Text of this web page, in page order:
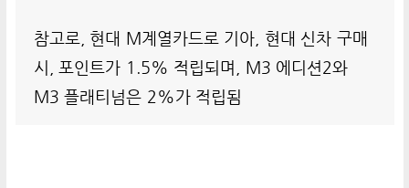
참고로, 현대 M계열카드로 기아, 현대 신차 구매
시, 포인트가 1.5% 적립되며, M3 에디션2와
M3 플래티넘은 2%가 적립됨